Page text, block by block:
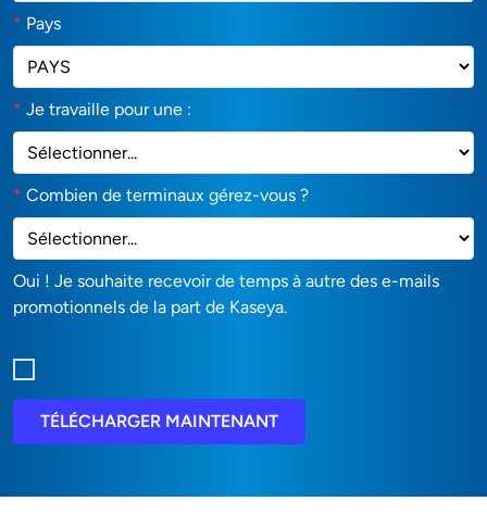
* Pays
* Je travaille pour une :
* Combien de terminaux gérez-vous ?
Oui ! Je souhaite recevoir de temps à autre des e-mails
promotionnels de la part de Kaseya.
TÉLÉCHARGER MAINTENANT